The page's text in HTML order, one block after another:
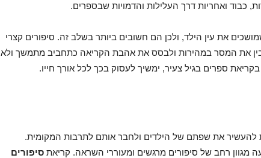
כבוד ואחריות דרך העלילות והדמויות שבספרים.
את עין הילד, ולכן הם חשובים ביותר בשלב זה. סיפורים קצרי
את המסר במהירות ולבסס את אהבת הקריאה כתחביב מתמשך ולא
ספרים בגיל צעיר, ימשיך לעסוק בכך לכל אורך חייו.
להעשיר את שפתם של הילדים ולחבר אותם לתרבות המקומית.
מגוון רחב של סיפורים מרגשים ומעוררי השראה. קריאת סיפורים